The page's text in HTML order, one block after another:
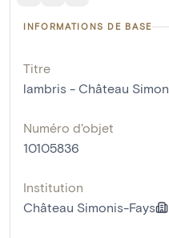
INFORMATIONS DE BASE
Titre
lambris - Château
Numéro d'objet
10105836
Institution
Château Simonis-Fays